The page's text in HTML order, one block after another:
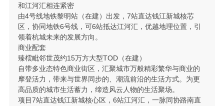
和江河汇相连紧密
由4号线地铁黎明站（在建）出发，7站直达钱江新城核芯
区，协同地铁6号线，可6站抵达江河汇，优越地理位置，引
领着杭城未来的发展方向。
商业配套
臻橒毗邻世茂约15万方大型TOD（在建）
自带多业态特色商业街区，汇聚城市万般精彩繁华与商业的
摩登活力，带来与世界同步的、潮流前沿的生活方式。为更
高品质的城市生活蓄力，缔造风云人物的生活聚场。
项目7站直达钱江新城核心区，6站江河汇，一脉同协路南直